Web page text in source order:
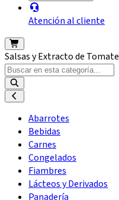
Atención al cliente
Salsas y Extracto de Tomate
Abarrotes
Bebidas
Carnes
Congelados
Fiambres
Lácteos y Derivados
Panadería